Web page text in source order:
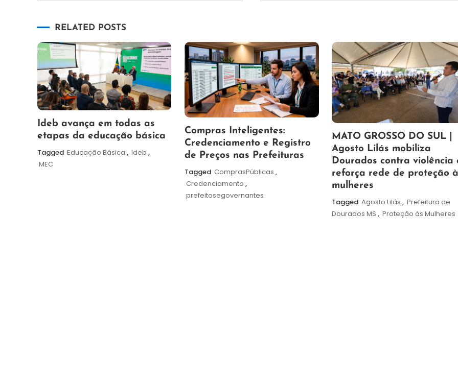
PostRELATED POSTS
6
de
de
Maurilio
Ideb avança em todas as
etapas da educação básica
Tagged Educação Básica , Ideb ,
MEC
6
de
agosto
de
2026
Redação
Compras Inteligentes:
Credenciamento e Registro
de Preços nas Prefeituras
Tagged ComprasPúblicas ,
Credenciamento ,
prefeitosegovernantes
5
de
agosto
de
2026
Maurilio
MATO GROSSO DO SUL |
Agosto Lilás mobiliza
Dourados contra violência
reforça rede de proteção
mulheres
Tagged Agosto Lilás , Prefeitura de
Dourados MS , Proteção às Mulheres